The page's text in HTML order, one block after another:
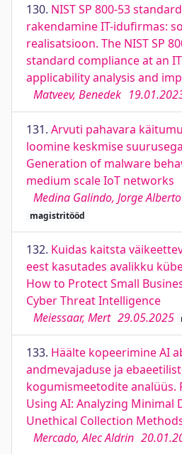
130. NIST SP 800-53
rakendamine IT-idufirmas:
realisatsioon. The NIST SP
standard compliance at an
applicability analysis and
Matveev, Benedek
131. Arvuti pahavara
loomine keskmise
Generation of malware
medium scale IoT networks
Medina Galindo, Jorge Alberto
magistritööd
132. Kuidas kaitsta
eest kasutades avalikku
How to Protect Small
Cyber Threat Intelligence
Meiessaar, Mert 29.05.2025
133. Häälte kopeerimine AI
andmevajaduse ja
kogumismeetodite analüüs.
Using AI: Analyzing Minimal
Unethical Collection
Mercado, Alec Aldrin